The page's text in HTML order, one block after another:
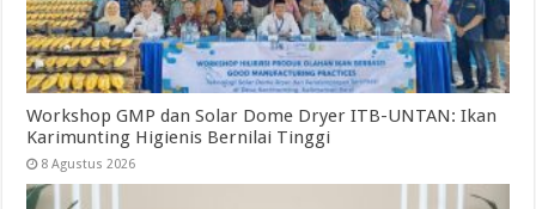
Workshop GMP dan Solar Dome Dryer ITB-UNTAN: Ikan
Karimunting Higienis Bernilai Tinggi
8 Agustus 2026